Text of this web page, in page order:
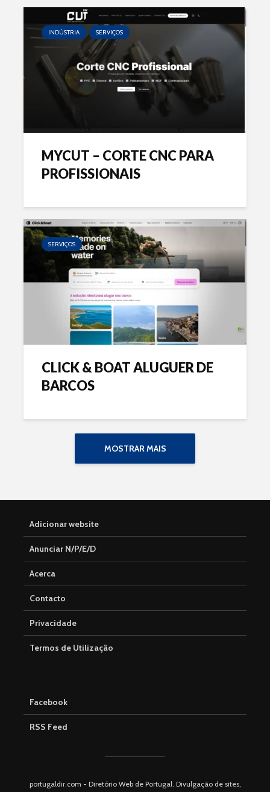
INDÚSTRIA SERVIÇOS
MYCUT – CORTE CNC PARA
PROFISSIONAIS
SERVIÇOS
CLICK & BOAT ALUGUER DE
BARCOS
MOSTRAR MAIS
Adicionar website
Anunciar N/P/E/D
Acerca
Contacto
Privacidade
Termos de Utilização
Facebook
RSS Feed
portugaldir.com - Diretório Web de Portugal. Divulgação de sites,